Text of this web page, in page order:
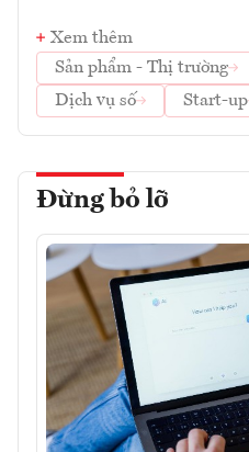
Xem thêm
Sản phẩm - Thị trường
Dịch vụ số
Start-up
Đừng bỏ lỡ